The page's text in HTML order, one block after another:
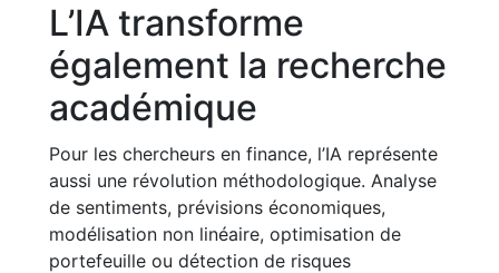
L’IA transforme
également la recherche
académique
Pour les chercheurs en finance, l’IA représente
aussi une révolution méthodologique. Analyse
de sentiments, prévisions économiques,
modélisation non linéaire, optimisation de
portefeuille ou détection de risques